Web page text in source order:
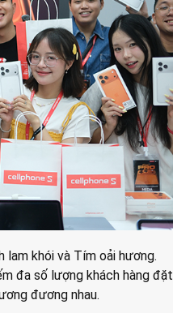
lam khói và Tím oải hương.
đa số lượng khách hàng đặt
đương nhau.